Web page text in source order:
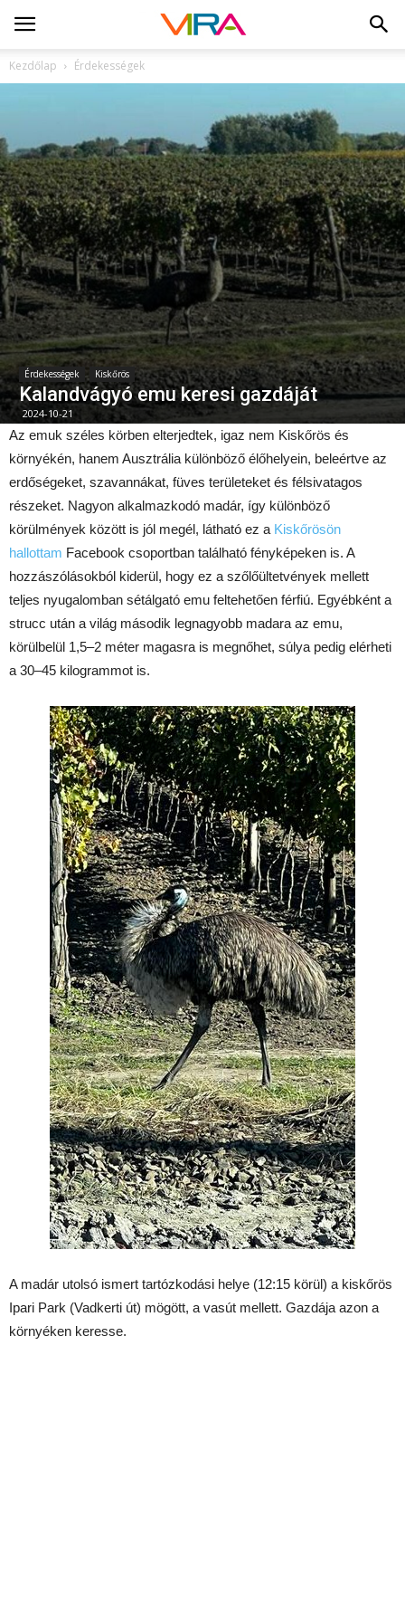
Kezdőlap Érdekességek
Érdekességek Kiskőrös
Kalandvágyó emu keresi gazdáját
2024-10-21
Az emuk széles körben elterjedtek, igaz nem Kiskőrös és
környékén, hanem Ausztrália különböző élőhelyein, beleértve az
erdőségeket, szavannákat, füves területeket és félsivatagos
részeket. Nagyon alkalmazkodó madár, így különböző
körülmények között is jól megél, látható ez a Kiskőrösön
hallottam Facebook csoportban található fényképeken is. A
hozzászólásokból kiderül, hogy ez a szőlőültetvények mellett
teljes nyugalomban sétálgató emu feltehetően férfiú. Egyébként a
strucc után a világ második legnagyobb madara az emu,
körülbelül 1,5–2 méter magasra is megnőhet, súlya pedig elérheti
a 30–45 kilogrammot is.
A madár utolsó ismert tartózkodási helye (12:15 körül) a kiskőrös
Ipari Park (Vadkerti út) mögött, a vasút mellett. Gazdája azon a
környéken keresse.